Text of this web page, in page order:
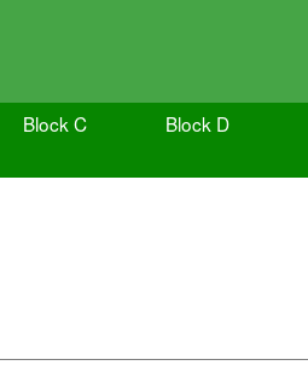
Block C Block D